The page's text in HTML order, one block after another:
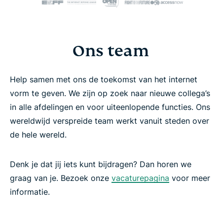
Ons team
Help samen met ons de toekomst van het internet
vorm te geven. We zijn op zoek naar nieuwe collega’s
in alle afdelingen en voor uiteenlopende functies. Ons
wereldwijd verspreide team werkt vanuit steden over
de hele wereld.
Denk je dat jij iets kunt bijdragen? Dan horen we
graag van je. Bezoek onze vacaturepagina voor meer
informatie.